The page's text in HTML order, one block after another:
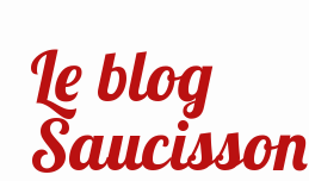
Le blog
Saucisson